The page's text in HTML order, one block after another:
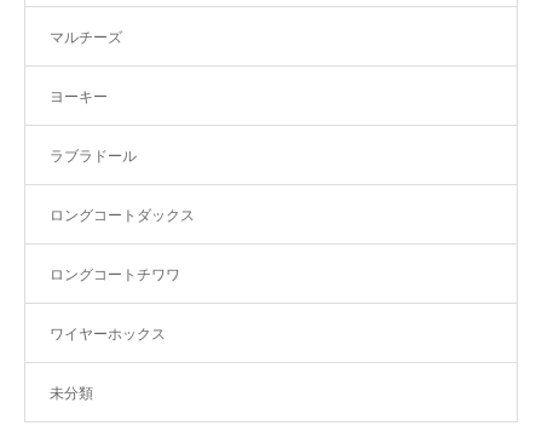
マルチーズ
ヨーキー
ラブラドール
ロングコートダックス
ロングコートチワワ
ワイヤーホックス
未分類